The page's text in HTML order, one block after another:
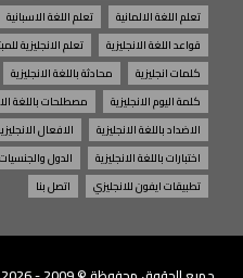
تعلم اللغة الالمانية
تعلم اللغة الاسبانية
قواعد اللغة الانجليزية
تعلم الانجليزية
كلمات انجليزية
محادثة باللغة الانجليزية
كلمة اليوم الانجليزية
مصطلحات باللغة
الاضداد باللغة الانجليزية
الافعال
اختبارات باللغة الانجليزية
الدول
تطبيقات ايفون للانجليزي
اتصل بنا